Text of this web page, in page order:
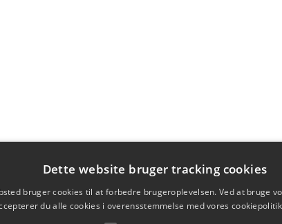
Dette website bruger tracking cookies
bruger cookies til at forbedre brugeroplevelsen. Ved at bruge
du alle cookies i overensstemmelse med vores